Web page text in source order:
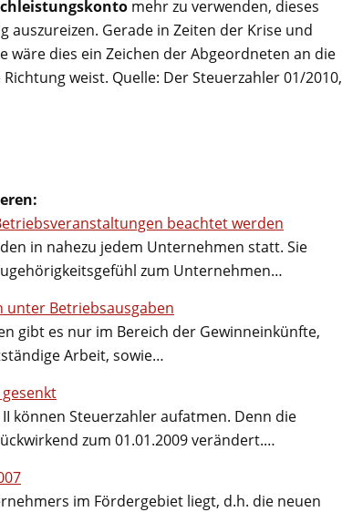
mehr zu verwenden, dieses
auszureizen. Gerade in Zeiten der Krise und
wäre dies ein Zeichen der Abgeordneten an die
weist. Quelle: Der Steuerzahler 01/2010,
beachtet werden
in nahezu jedem Unternehmen statt. Sie
zum Unternehmen…
unter Betriebsausgaben
gibt es nur im Bereich der Gewinneinkünfte,
Arbeit, sowie…
können Steuerzahler aufatmen. Denn die
zum 01.01.2009 verändert.…
im Fördergebiet liegt, d.h. die neuen